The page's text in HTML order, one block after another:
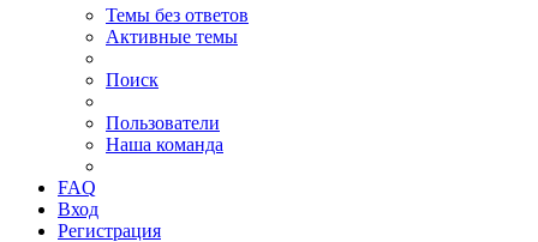
Темы без ответов
Активные темы
Поиск
Пользователи
Наша команда
FAQ
Вход
Регистрация